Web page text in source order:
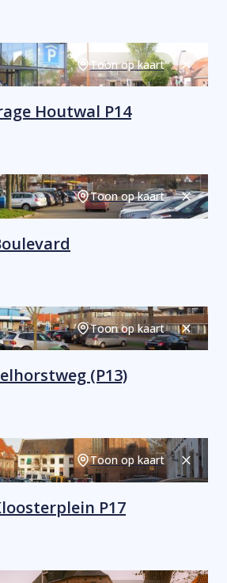
Toon op kaart Sluiten
Houtwal P14
Toon op kaart Sluiten
Toon op kaart Sluiten
(P13)
Toon op kaart Sluiten
P17